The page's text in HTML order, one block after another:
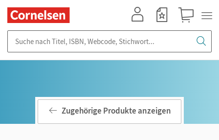
Zugehörige Produkte anzeigen